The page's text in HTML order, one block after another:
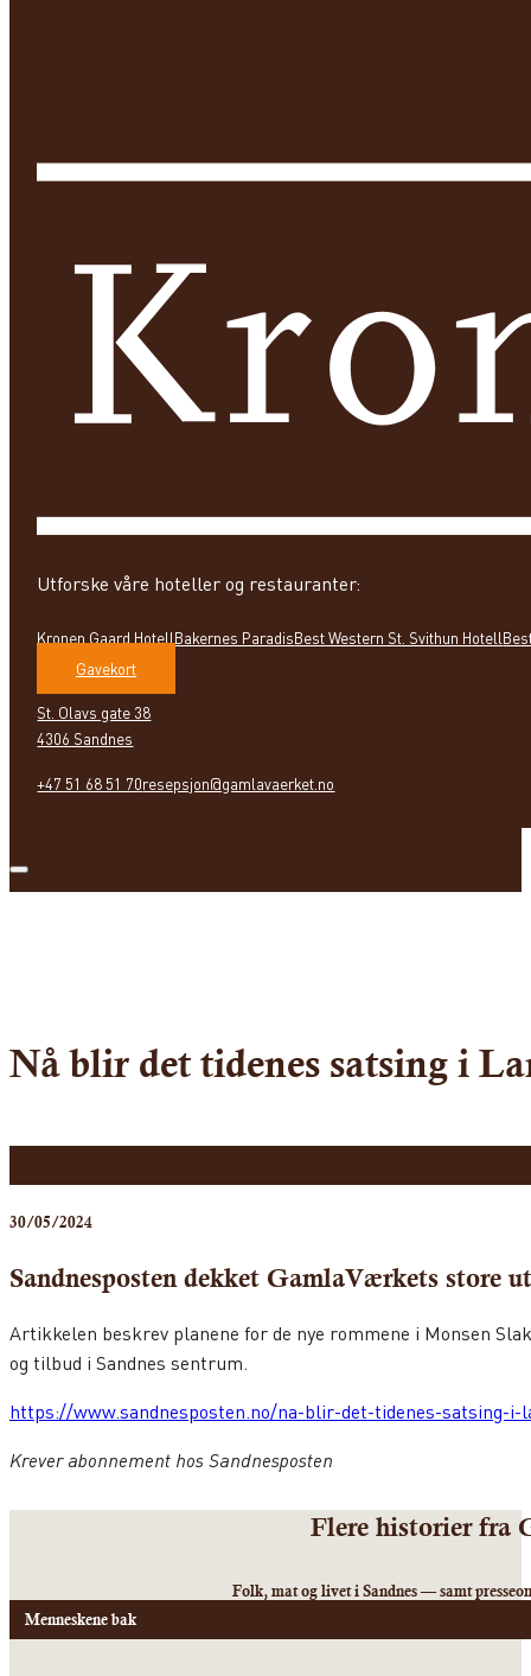
Utforske våre hoteller og restauranter:
Kronen Gaard HotellBakernes ParadisBest Western St. Svithun Hotell
Gavekort
St. Olavs gate 38
4306 Sandnes
+47 51 68 51 70resepsjon@gamlavaerket.no
Nå blir det tidenes satsing i
30/05/2024
Sandnesposten dekket GamlaVærkets store
Artikkelen beskrev planene for de nye rommene i Monsen
og tilbud i Sandnes sentrum.
https://www.sandnesposten.no/na-blir-det-tidenes-satsing-i-
Krever abonnement hos Sandnesposten
Flere historier fra
Folk, mat og livet i Sandnes — samt
Menneskene bak